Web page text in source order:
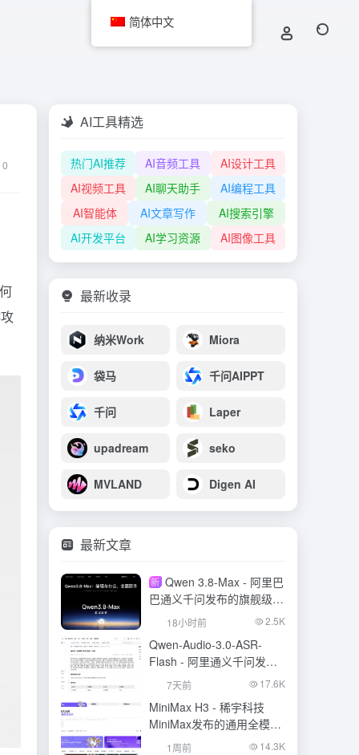
0
AI工具精选
热门AI推荐 AI音频工具
AI设计工具
AI视频工具
AI聊天助手
AI编程工具
AI智能体
AI文章写作
AI搜索引擎
AI开发平台
AI学习资源 AI图像工具
最新收录
纳米Work Miora
袋马 千问AIPPT
千问 Laper
upadream seko
MVLAND Digen AI
最新文章
新 Qwen 3.8-Max - 阿里巴
巴通义千问发布的旗舰级大
模型18小时前 2.5K
Qwen-Audio-3.0-ASR-
Flash - 阿里通义千问发布
的语音识别大模型
7天前 17.6K
MiniMax H3 - 稀宇科技
MiniMax发布的通用全模态
生成模型
1周前 14.3K
简体中文